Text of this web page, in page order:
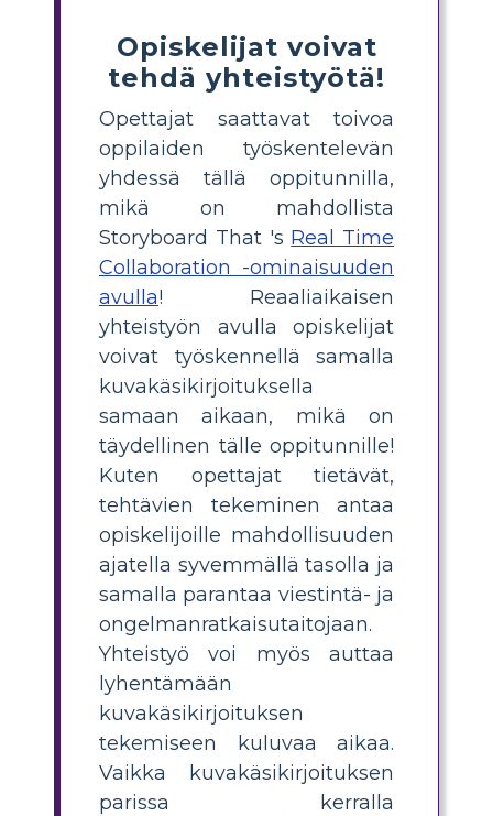
Opiskelijat voivat
tehdä yhteistyötä!
Opettajat saattavat toivoa
oppilaiden työskentelevän
yhdessä tällä oppitunnilla,
mikä on mahdollista
Storyboard That 's Real Time
Collaboration -ominaisuuden
avulla! Reaaliaikaisen
yhteistyön avulla opiskelijat
voivat työskennellä samalla
kuvakäsikirjoituksella
samaan aikaan, mikä on
täydellinen tälle oppitunnille!
Kuten opettajat tietävät,
tehtävien tekeminen antaa
opiskelijoille mahdollisuuden
ajatella syvemmällä tasolla ja
samalla parantaa viestintä- ja
ongelmanratkaisutaitojaan.
Yhteistyö voi myös auttaa
lyhentämään
kuvakäsikirjoituksen
tekemiseen kuluvaa aikaa.
Vaikka kuvakäsikirjoituksen
parissa kerralla